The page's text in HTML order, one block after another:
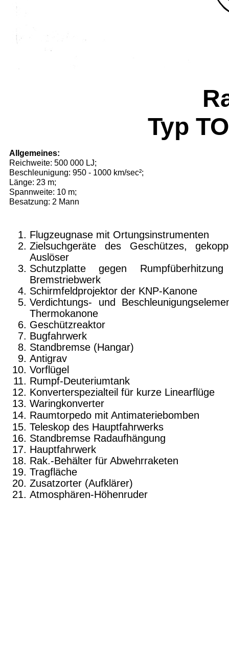
Typ
Allgemeines:
Reichweite: 500 000 LJ;
Beschleunigung: 950 - 1000 km/sec²;
Länge: 23 m;
Spannweite: 10 m;
Besatzung: 2 Mann
Flugzeugnase mit Ortungsinstrumenten
Zielsuchgeräte des Geschützes,
Auslöser
Schutzplatte gegen
Bremstriebwerk
Schirmfeldprojektor der KNP-Kanone
Verdichtungs- und
Thermokanone
Geschützreaktor
Bugfahrwerk
Standbremse (Hangar)
Antigrav
Vorflügel
Rumpf-Deuteriumtank
Konverterspezialteil für kurze Linearflüge
Waringkonverter
Raumtorpedo mit Antimateriebomben
Teleskop des Hauptfahrwerks
Standbremse Radaufhängung
Hauptfahrwerk
Rak.-Behälter für Abwehrraketen
Tragfläche
Zusatzorter (Aufklärer)
Atmosphären-Höhenruder